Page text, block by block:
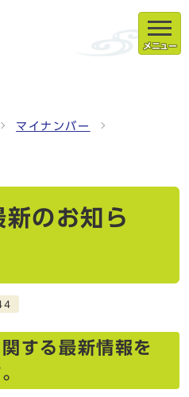
メニュー
マイナンバー
のお知ら
する最新情報を